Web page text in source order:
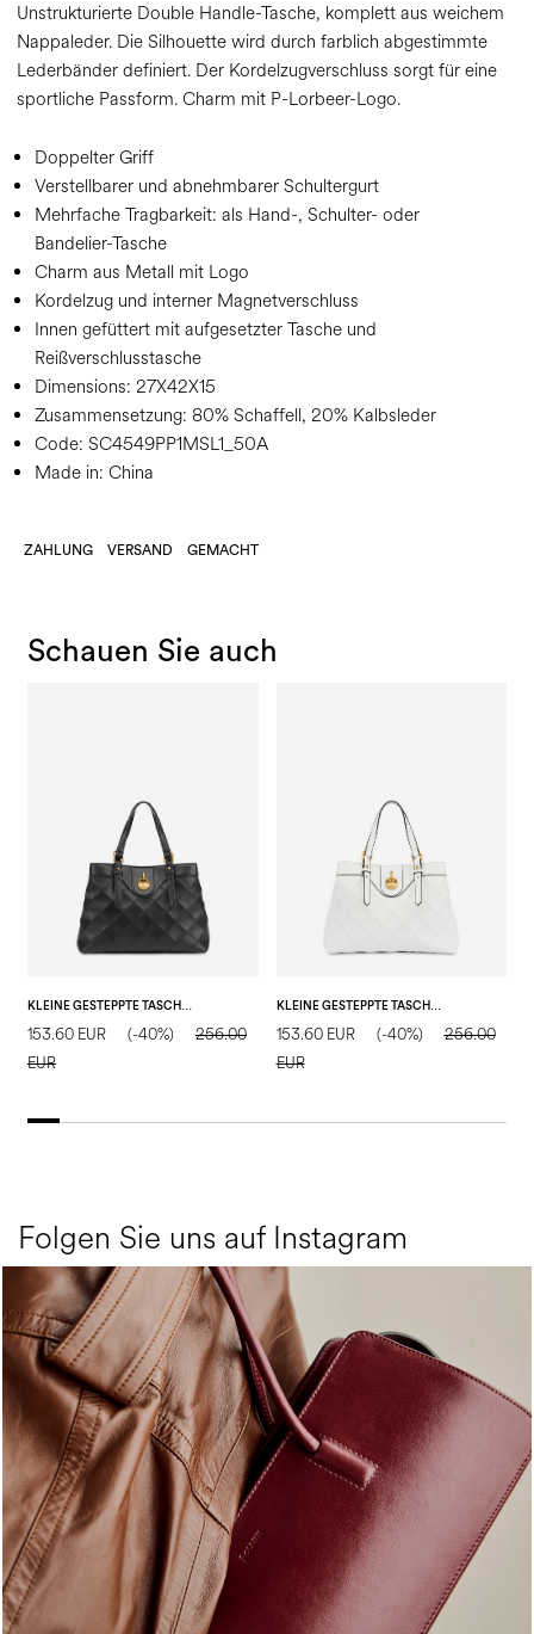
Unstrukturierte Double Handle-Tasche, komplett aus weichem
Nappaleder. Die Silhouette wird durch farblich abgestimmte
Lederbänder definiert. Der Kordelzugverschluss sorgt für eine
sportliche Passform. Charm mit P-Lorbeer-Logo.
Doppelter Griff
Verstellbarer und abnehmbarer Schultergurt
Mehrfache Tragbarkeit: als Hand-, Schulter- oder
Bandelier-Tasche
Charm aus Metall mit Logo
Kordelzug und interner Magnetverschluss
Innen gefüttert mit aufgesetzter Tasche und
Reißverschlusstasche
Dimensions: 27X42X15
Zusammensetzung: 80% Schaffell, 20% Kalbsleder
Code: SC4549PP1MSL1_50A
Made in: China
ZAHLUNG VERSAND GEMACHT
Schauen Sie auch
KLEINE GESTEPPTE TASCHE MIT DOPPELTEM GRIFF AUS KUNSTLEDER
153.60 EUR (-40%)
256.00
EUR
KLEINE GESTEPPTE TASCHE MIT DOPPELTEM GRIFF AUS KUNSTLEDER
153.60 EUR (-40%)
256.00
EUR
Folgen Sie uns auf Instagram
Classy, sassy, trendy - the new Pollini Lady Bag is ...